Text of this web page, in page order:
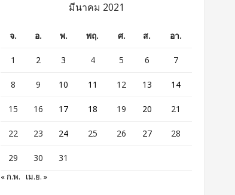
มีนาคม 2021
จ. อ. พ. พฤ. ศ. ส. อา.
1 2 3 4 5 6 7
8 9 10 11 12 13 14
15 16 17 18 19 20 21
22 23 24 25 26 27 28
29 30 31
« ก.พ. เม.ย. »